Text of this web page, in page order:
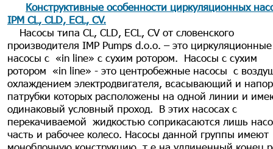
Конструктивные особенности циркуляционных
IPM CL, CLD, ECL, CV.
Насосы типа CL, CLD, ECL, CV от словенского
производителя IMP Pumps d.o.o. – это циркуляционные
насосы с «in line» с сухим ротором. Насосы с сухим
ротором «in line» - это центробежные насосы с
охлаждением электродвигателя, всасывающий и
патрубки которых расположены на одной линии и
одинаковый условный проход. В этих насосах c
перекачиваемой жидкостью соприкасаются лишь
часть и рабочее колесо. Насосы данной группы имеют